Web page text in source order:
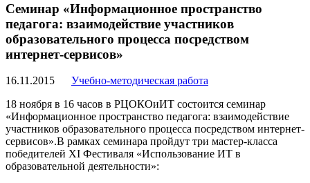
Семинар «Информационное пространство
педагога: взаимодействие участников
образовательного процесса посредством
интернет-сервисов»
16.11.2015
Учебно-методическая работа
18 ноября в 16 часов в РЦОКОиИТ состоится семинар
«Информационное пространство педагога: взаимодействие
участников образовательного процесса посредством интернет-
сервисов».В рамках семинара пройдут три мастер-класса
победителей XI Фестиваля «Использование ИТ в
образовательной деятельности»: